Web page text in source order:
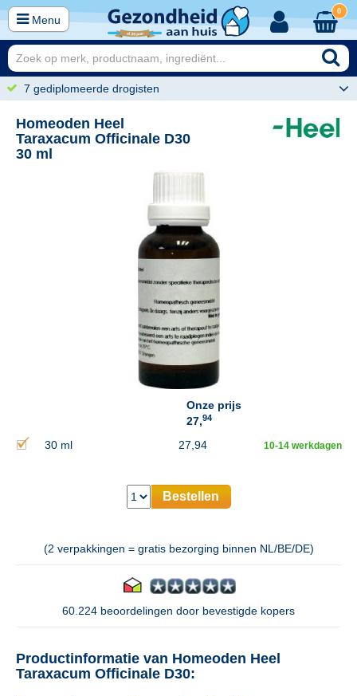
Menu
0
7 gediplomeerde drogisten
Homeoden Heel
Taraxacum Officinale D30
30 ml
Onze prijs
27,94
30 ml 27,94 10-14 werkdagen
Bestellen
(2 verpakkingen = gratis bezorging binnen NL/BE/DE)
60.224 beoordelingen door bevestigde kopers
Productinformatie van Homeoden Heel
Taraxacum Officinale D30: